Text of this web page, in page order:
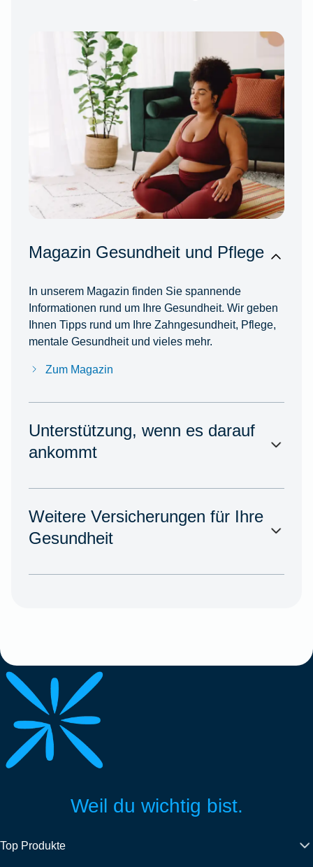
Magazin Gesundheit und Pflege
In unserem Magazin finden Sie spannende
Informationen rund um Ihre Gesundheit. Wir geben
Ihnen Tipps rund um Ihre Zahngesundheit, Pflege,
mentale Gesundheit und vieles mehr.
Zum Magazin
Unterstützung, wenn es darauf
ankommt
Weitere Versicherungen für Ihre
Gesundheit
Weil du wichtig bist.
Top Produkte